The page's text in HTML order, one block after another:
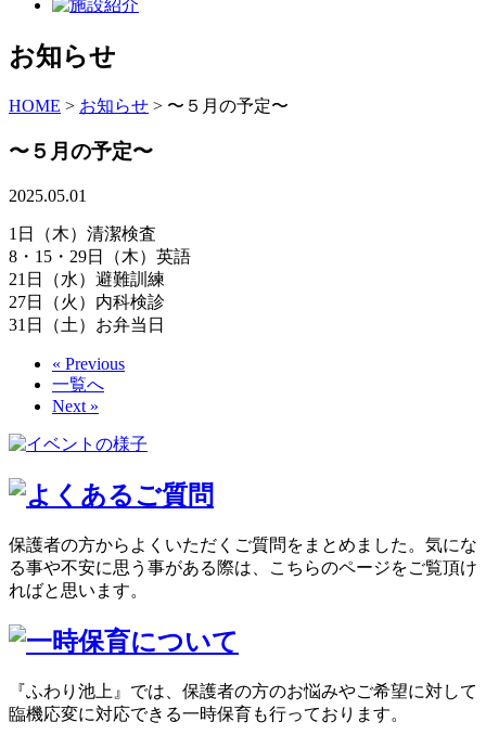
お知らせ
HOME > お知らせ > 〜５月の予定〜
〜５月の予定〜
2025.05.01
1日（木）清潔検査
8・15・29日（木）英語
21日（水）避難訓練
27日（火）内科検診
31日（土）お弁当日
« Previous
一覧へ
Next »
保護者の方からよくいただくご質問をまとめました。気にな
る事や不安に思う事がある際は、こちらのページをご覧頂け
ればと思います。
『ふわり池上』では、保護者の方のお悩みやご希望に対して
臨機応変に対応できる一時保育も行っております。